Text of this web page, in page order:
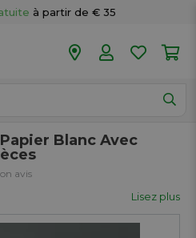
à partir de € 35
50 magasins
Blanc Avec
avis
Lisez plus